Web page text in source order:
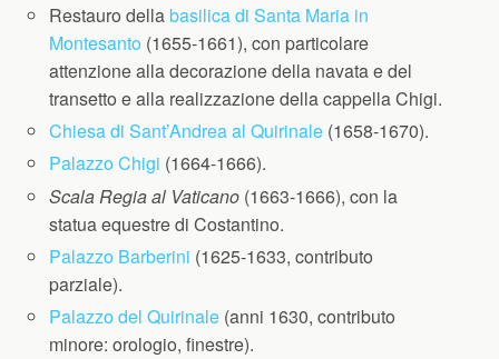
Restauro dellabasilica di Santa Maria in
Montesanto (1655-1661), con particolare
attenzione alla decorazione della navata e del
transetto e alla realizzazione della cappella Chigi.
Chiesa di Sant’Andrea al Quirinale (1658-1670).
Palazzo Chigi (1664-1666).
Scala Regia al Vaticano (1663-1666), con la
statua equestre di Costantino.
Palazzo Barberini (1625-1633, contributo
parziale).
Palazzo del Quirinale (anni 1630, contributo
minore: orologio, finestre).